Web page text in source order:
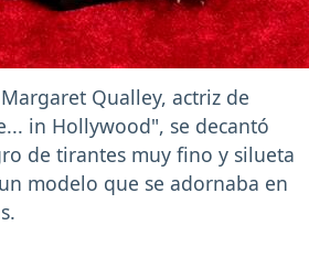
Qualley, actriz de
in Hollywood", se decantó
de tirantes muy fino y silueta
modelo que se adornaba en